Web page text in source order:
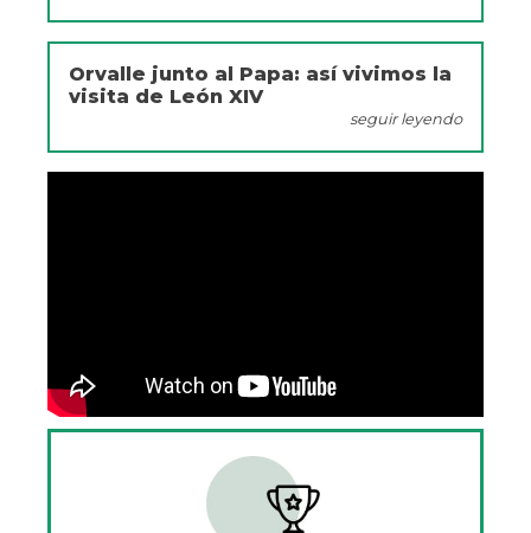
Orvalle junto al Papa: así vivimos la
visita de León XIV
seguir leyendo